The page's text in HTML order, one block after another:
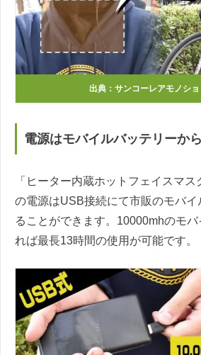
出典： サンコーレアモノシ
電源はモバイルバッテリーから
「ヒーター内蔵ホットフェイスマ
の電源はUSB接続にて市販のモバイ
ることができます。10000mhのモ
れば最長13時間の使用が可能です。